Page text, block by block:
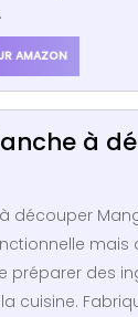
AMAZON
à
découper
mais
préparer des
cuisine.